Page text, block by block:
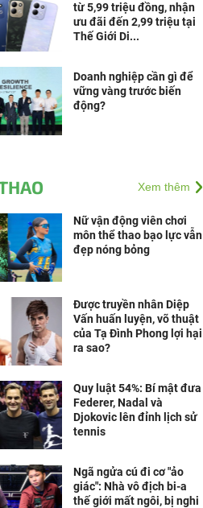
từ 5,99 triệu đồng, nhận
ưu đãi đến 2,99 triệu tại
Thế Giới Di...
Doanh nghiệp cần gì để
vững vàng trước biến
động?
Xem thêm
Nữ vận động viên chơi
môn thể thao bạo lực vẫn
đẹp nóng bỏng
Được truyền nhân Diệp
Vấn huấn luyện, võ thuật
của Tạ Đình Phong lợi hại
ra sao?
Quy luật 54%: Bí mật đưa
Federer, Nadal và
Djokovic lên đỉnh lịch sử
tennis
Ngã ngửa cú đi cơ "ảo
giác": Nhà vô địch bi-a
thế giới mất ngôi, bị nghi